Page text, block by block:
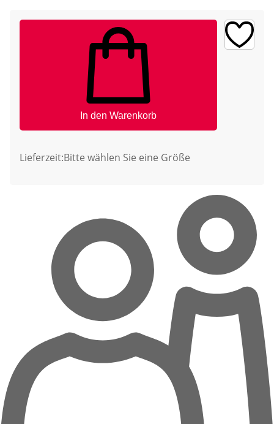
In den Warenkorb
Lieferzeit:Bitte wählen Sie eine Größe